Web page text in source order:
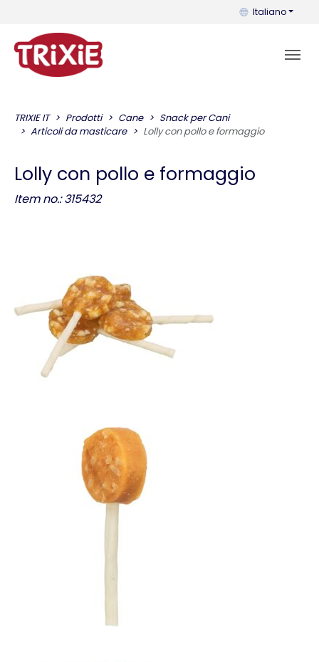
Puoi cambiare
Italiano
TRIXIE IT Prodotti Cane
Snack per Cani
Articoli da masticare
Lolly con pollo e formaggio
Lolly con pollo e formaggio
Item no.: 315432